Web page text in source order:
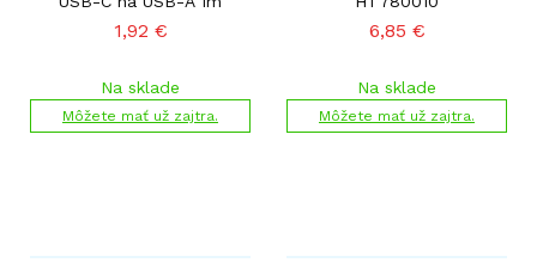
1,92 €
Na sklade
Môžete mať už zajtra.
6,85 €
Na sklade
Môžete mať už zajtra.